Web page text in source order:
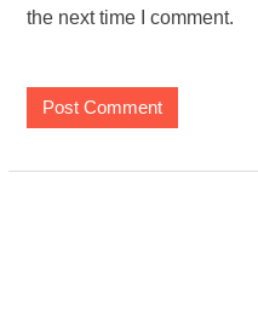
the next time I comment.